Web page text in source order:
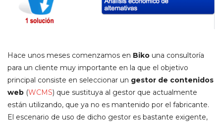
Hace unos meses comenzamos en Biko una consultoría
para un cliente muy importante en la que el objetivo
principal consiste en seleccionar un gestor de contenidos
web (WCMS) que sustituya al gestor que actualmente
están utilizando, que ya no es mantenido por el fabricante.
El escenario de uso de dicho gestor es bastante exigente,